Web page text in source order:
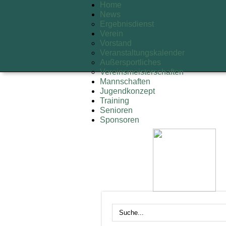
Home
News
Ergebnisdienst
Verein
Vorstand
Veranstaltungskalender
Außersportliches
Vereinsmeisterschaften
Mannschaften
Jugendkonzept
Training
Senioren
Sponsoren